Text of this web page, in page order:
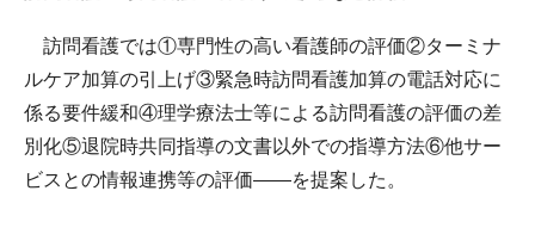
訪問看護では①専門性の高い看護師の評価②ターミナ
ルケア加算の引上げ③緊急時訪問看護加算の電話対応に
係る要件緩和④理学療法士等による訪問看護の評価の差
別化⑤退院時共同指導の文書以外での指導方法⑥他サー
ビスとの情報連携等の評価――を提案した。